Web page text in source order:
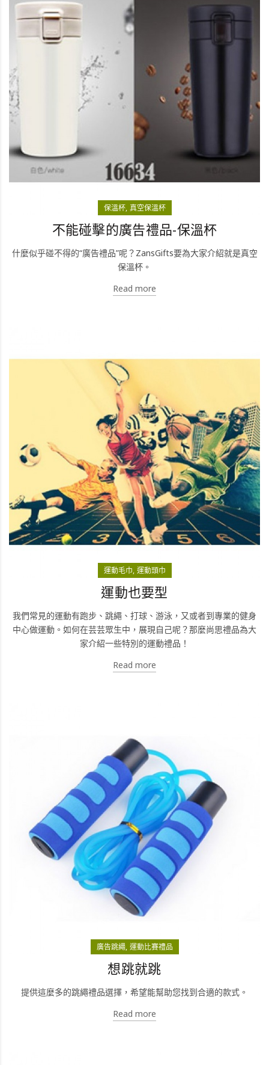
保溫杯 真空保溫杯
不能碰擊的廣告禮品-保溫杯
什麼似乎碰不得的“廣告禮品”呢？ZansGifts要為大家介紹就是真空
保溫杯。
Read more
運動毛巾 運動頭巾
運動也要型
我們常見的運動有跑步、跳繩、打球、游泳，又或者到專業的健身
中心做運動。如何在芸芸眾生中，展現自己呢？那麼尚思禮品為大
家介紹一些特別的運動禮品！
Read more
廣告跳繩 運動比賽禮品
想跳就跳
提供這麼多的跳繩禮品選擇，希望能幫助您找到合適的款式。
Read more